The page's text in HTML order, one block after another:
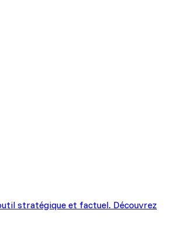
stratégique et factuel. Découvrez